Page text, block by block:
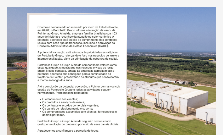
Downloads
Contato
Portal do cliente
Onde comprar